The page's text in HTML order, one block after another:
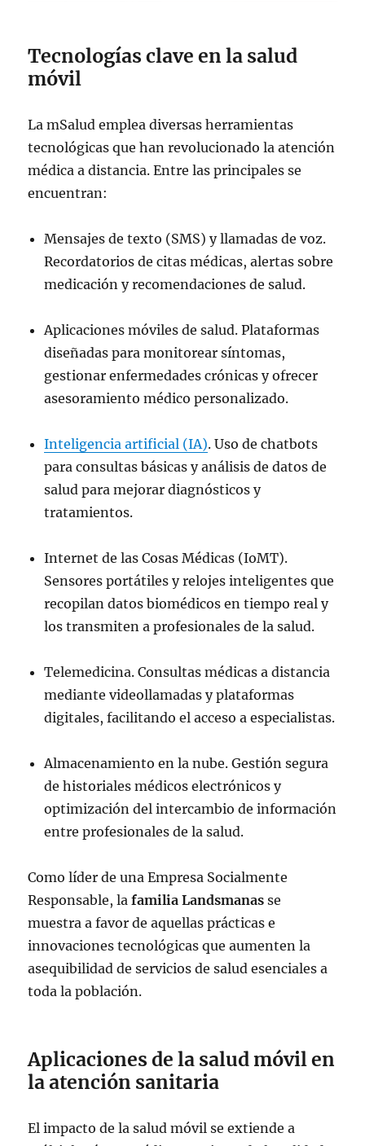
Tecnologías clave en la salud
móvil
La mSalud emplea diversas herramientas
tecnológicas que han revolucionado la atención
médica a distancia. Entre las principales se
encuentran:
Mensajes de texto (SMS) y llamadas de voz.
Recordatorios de citas médicas, alertas sobre
medicación y recomendaciones de salud.
Aplicaciones móviles de salud. Plataformas
diseñadas para monitorear síntomas,
gestionar enfermedades crónicas y ofrecer
asesoramiento médico personalizado.
Inteligencia artificial (IA). Uso de chatbots
para consultas básicas y análisis de datos de
salud para mejorar diagnósticos y
tratamientos.
Internet de las Cosas Médicas (IoMT).
Sensores portátiles y relojes inteligentes que
recopilan datos biomédicos en tiempo real y
los transmiten a profesionales de la salud.
Telemedicina. Consultas médicas a distancia
mediante videollamadas y plataformas
digitales, facilitando el acceso a especialistas.
Almacenamiento en la nube. Gestión segura
de historiales médicos electrónicos y
optimización del intercambio de información
entre profesionales de la salud.
Como líder de una Empresa Socialmente
Responsable, lafamilia Landsmanas se
muestra a favor de aquellas prácticas e
innovaciones tecnológicas que aumenten la
asequibilidad de servicios de salud esenciales a
toda la población.
Aplicaciones de la salud móvil en
la atención sanitaria
El impacto de la salud móvil se extiende a